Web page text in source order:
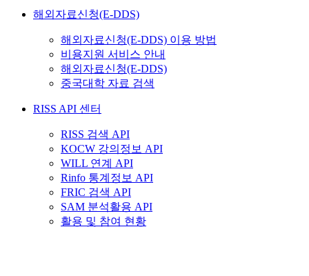
해외자료신청(E-DDS)
해외자료신청(E-DDS) 이용 방법
비용지원 서비스 안내
해외자료신청(E-DDS)
중국대학 자료 검색
RISS API 센터
RISS 검색 API
KOCW 강의정보 API
WILL 연계 API
Rinfo 통계정보 API
FRIC 검색 API
SAM 분석활용 API
활용 및 참여 현황